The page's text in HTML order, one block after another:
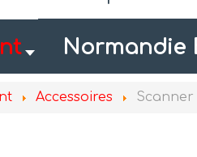
Normandie
Accessoires Scanner